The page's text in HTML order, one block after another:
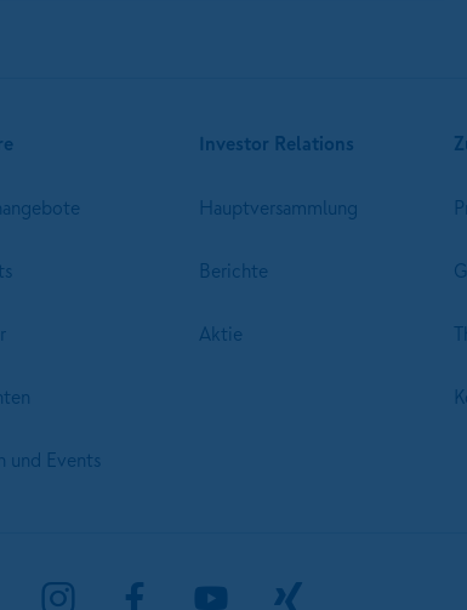
und Events
Investor Relations
Hauptversammlung
Berichte
Aktie